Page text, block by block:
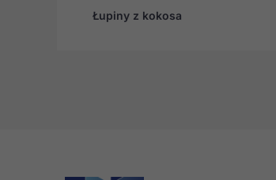
Łupiny z kokosa